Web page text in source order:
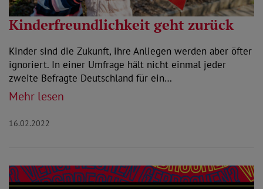
Kinderfreundlichkeit geht zurück
Kinder sind die Zukunft, ihre Anliegen werden aber öfter
ignoriert. In einer Umfrage hält nicht einmal jeder
zweite Befragte Deutschland für ein…
Mehr lesen
16.02.2022